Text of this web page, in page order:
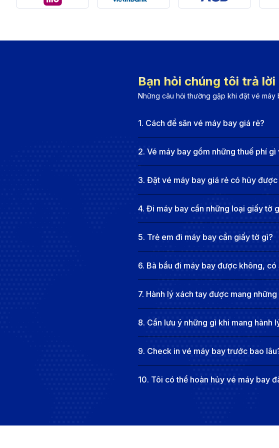
Hà Nội (HAN) hoặc TP.HCM (SGN) → London Gatwick (LGW)
Quá cảnh tại Doha, dịch vụ đạt chuẩn 5 sao,
: Bay từ Đà Nẵng qua Dubai trước khi đến London,
bạn trải nghiệm bay đẳng cấp.
Hãng hàng không quốc gia Anh, khai thác
hành khách dễ dàng di chuyển trong nước Anh.
Quá cảnh tại Frankfurt, dịch vụ chuyên nghiệp và
Quá cảnh tại Hà Nội hoặc TP.HCM trước khi
sóc chu đáo, cùng với những tiện ích hiện đại trong suốt hành
Giá vé máy bay từ Đà Nẵng đi Plymouth
: Khoảng 15.000.000 - 20.000.000 VNĐ cho
: Vào các mùa cao điểm như mùa hè
chiều, do nhu cầu du lịch tăng cao và số lượng vé có hạn.
Các yếu tố ảnh hưởng đến giá vé
: Mua vé sớm thường giúp bạn tiết kiệm chi phí
: Mùa cao điểm như mùa hè hoặc dịp lễ thường có
: Các hãng hàng không lớn như Qatar
Đặt vé sớm: Mua vé máy bay trước ít nhất 2-3 tháng để có cơ
Bạn hỏi chúng tôi trả lời
Những câu hỏi thường gặp khi đặt vé máy
1. Cách để săn vé máy bay giá rẻ?
2. Vé máy bay gồm những thuế phí gì
3. Đặt vé máy bay giá rẻ có hủy
4. Đi máy bay cần những loại giấy tờ
5. Trẻ em đi máy bay cần giấy tờ gì?
6. Bà bầu đi máy bay được không,
7. Hành lý xách tay được mang những
8. Cần lưu ý những gì khi mang hành
9. Check in vé máy bay trước bao
10. Tôi có thể hoàn hủy vé máy bay